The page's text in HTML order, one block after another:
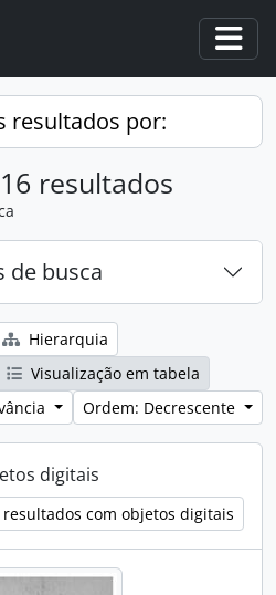
resultados por:
resultados
de busca
Hierarquia
Visualização em tabela
Ordem: Decrescente
digitais
resultados com objetos digitais